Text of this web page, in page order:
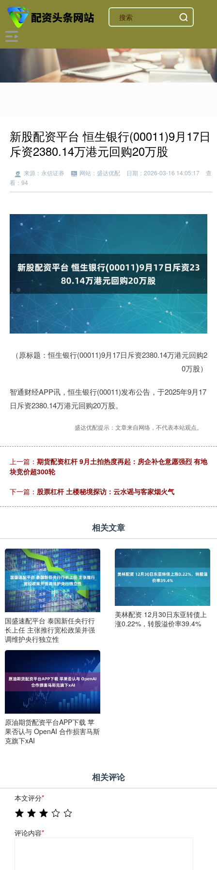
新股配资平台 恒生银行(00011)9月17日
斥资2380.14万港元回购20万股
来源：永信证券 网站：盛达优配 日期：2026-03-16 14:05:17
查
看：94
（原标题：恒生银行(00011)9月17日斥资2380.14万港元回购2
0万股）
智通财经APP讯，恒生银行(00011)发布公告，于2025年9月17
日斥资2380.14万港元回购20万股。
盛达优配提示：文章来自网络，不代表本站观点。
上一篇： 期货配资杠杆 9月土拍热度再起：房企补仓意愿强烈 有地
块竞价超300轮
下一篇： 股票杠杆 土楼秘境探访：云水谣与客家烟火气
相关文章
国盛速配平台 泰国新任央行行
长上任 主张推行宽松政策并强
调维护央行独立性
美林配资 12月30日东亚转债上
涨0.22%，转股溢价率39.4%
原油期货配资平台APP下载 苹
果否认与 OpenAI 合作损害马斯
克旗下xAI
相关评论
本文评分*
评论内容*